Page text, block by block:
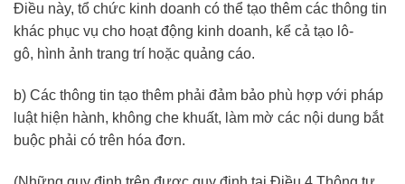
Điều này, tổ chức kinh doanh có thể tạo thêm các thông tin
khác phục vụ cho hoạt động kinh doanh, kể cả tạo lô-
gô, hình ảnh trang trí hoặc quảng cáo.
b) Các thông tin tạo thêm phải đảm bảo phù hợp với pháp
luật hiện hành, không che khuất, làm mờ các nội dung bắt
buộc phải có trên hóa đơn.